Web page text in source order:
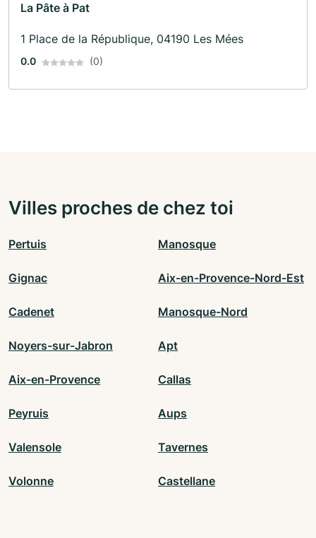
La Pâte à Pat
1 Place de la République, 04190 Les Mées
0.0 (0)
Villes proches de chez toi
Pertuis Manosque
Gignac Aix-en-Provence-Nord-Est
Cadenet Manosque-Nord
Noyers-sur-Jabron Apt
Aix-en-Provence Callas
Peyruis Aups
Valensole Tavernes
Volonne Castellane